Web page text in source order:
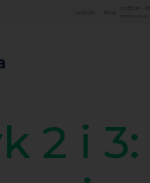
mojBOK -
2 i 3: